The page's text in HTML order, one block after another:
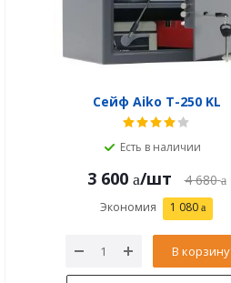
Сейф Aiko T-250 KL
Есть в наличии
3 600 /шт 4 680
Экономия 1 080
В корзину